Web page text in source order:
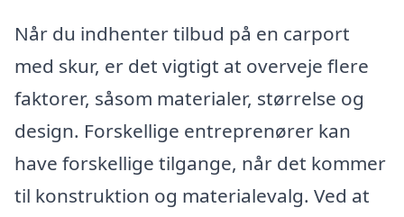
Når du indhenter tilbud på en carport
med skur, er det vigtigt at overveje flere
faktorer, såsom materialer, størrelse og
design. Forskellige entreprenører kan
have forskellige tilgange, når det kommer
til konstruktion og materialevalg. Ved at